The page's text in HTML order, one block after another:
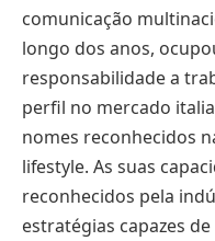
comunicação
longo dos anos,
responsabilidade a
perfil no mercado
nomes reconhecidos
lifestyle. As suas
reconhecidos pela
estratégias capazes